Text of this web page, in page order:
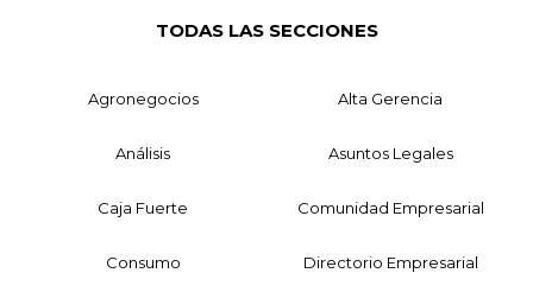
TODAS LAS SECCIONES
Agronegocios Alta Gerencia
Análisis Asuntos Legales
Caja Fuerte Comunidad Empresarial
Consumo Directorio Empresarial